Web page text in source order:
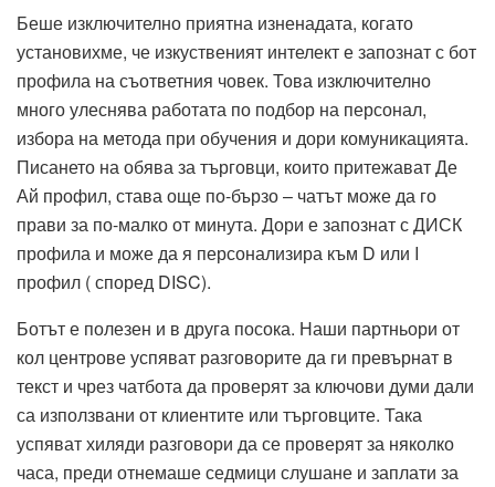
Беше изключително приятна изненадата, когато
установихме, че изкуственият интелект е запознат с бот
профила на съответния човек. Това изключително
много улеснява работата по подбор на персонал,
избора на метода при обучения и дори комуникацията.
Писането на обява за търговци, които притежават Де
Ай профил, става още по-бързо – чатът може да го
прави за по-малко от минута. Дори е запознат с ДИСК
профила и може да я персонализира към D или I
профил ( според DISC).
Ботът е полезен и в друга посока. Наши партньори от
кол центрове успяват разговорите да ги превърнат в
текст и чрез чатбота да проверят за ключови думи дали
са използвани от клиентите или търговците. Така
успяват хиляди разговори да се проверят за няколко
часа, преди отнемаше седмици слушане и заплати за